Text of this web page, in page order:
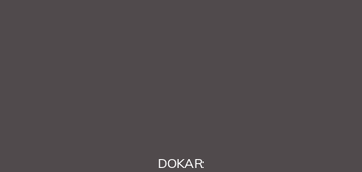
DOKAR: